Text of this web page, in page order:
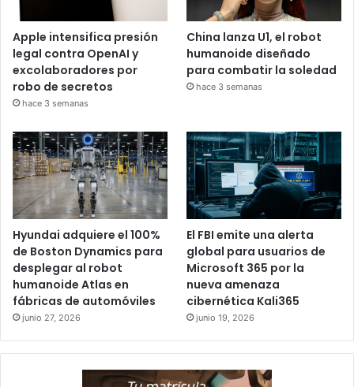
Apple intensifica presión
legal contra OpenAI y
excolaboradores por
robo de secretos
hace 3 semanas
China lanza U1, el robot
humanoide diseñado
para combatir la soledad
hace 3 semanas
Hyundai adquiere el 100%
de Boston Dynamics para
desplegar al robot
humanoide Atlas en
fábricas de automóviles
junio 27, 2026
El FBI emite una alerta
global para usuarios de
Microsoft 365 por la
nueva amenaza
cibernética Kali365
junio 19, 2026